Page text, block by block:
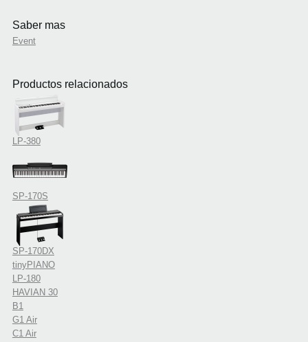
Saber mas
Event
Productos relacionados
LP-380
SP-170S
SP-170DX
tinyPIANO
LP-180
HAVIAN 30
B1
G1 Air
C1 Air